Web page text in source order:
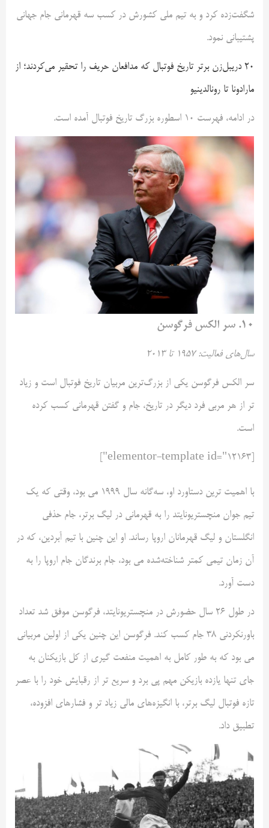
شگفت‌زده کرد و به تیم ملی کشورش در کسب سه قهرمانی جام جهانی
پشتیبانی نمود.
۲۰ دریبل‌زن برتر تاریخ فوتبال که مدافعان حریف را تحقیر می‌کردند؛ از
مارادونا تا رونالدینیو
در ادامه، فهرست ۱۰ اسطوره بزرگ تاریخ فوتبال آمده است.
۱۰. سر الکس فرگوسن
سال‌های فعالیت: ۱۹۵۷ تا ۲۰۱۳
سر الکس فرگوسن یکی از بزرگ‌ترین مربیان تاریخ فوتبال است و زیاد
تر از هر مربی فرد دیگر در تاریخ، جام و گفتن قهرمانی کسب کرده
است.
با اهمیت ترین دستاورد او، سه‌گانه سال ۱۹۹۹ می بود، وقتی که یک
تیم جوان منچستریونایتد را به قهرمانی در لیگ برتر، جام حذفی
انگلستان و لیگ قهرمانان اروپا رساند. او این چنین با تیم آبردین، که در
آن زمان تیمی کمتر شناخته‌شده می بود، جام برندگان جام اروپا را به
دست آورد.
در طول ۲۶ سال حضورش در منچستریونایتد، فرگوسن موفق شد تعداد
باورنکردنی ۳۸ جام کسب کند. فرگوسن این چنین یکی از اولین مربیانی
می بود که به طور کامل به اهمیت منفعت گیری از کل بازیکنان به
جای تنها یازده بازیکن مهم پی برد و سریع تر از رقبایش خود را با عصر
تازه فوتبال لیگ برتر، با انگیزه‌های مالی زیاد تر و فشارهای افزوده،
تطبیق داد.